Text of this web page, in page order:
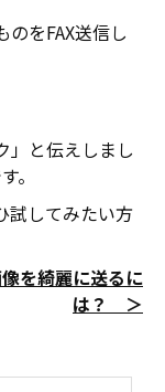
をFAX送信し
」と伝えしまし
。
試してみたい方
を綺麗に送るに
は？ ＞